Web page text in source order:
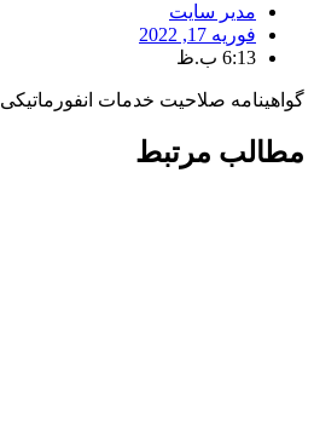
مدیر سایت
فوریه 17, 2022
6:13 ب.ظ
گواهینامه صلاحیت خدمات انفورماتیکی
مطالب مرتبط